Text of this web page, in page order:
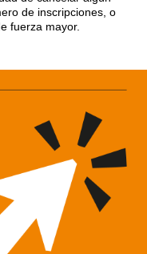
de inscripciones, o
fuerza mayor.